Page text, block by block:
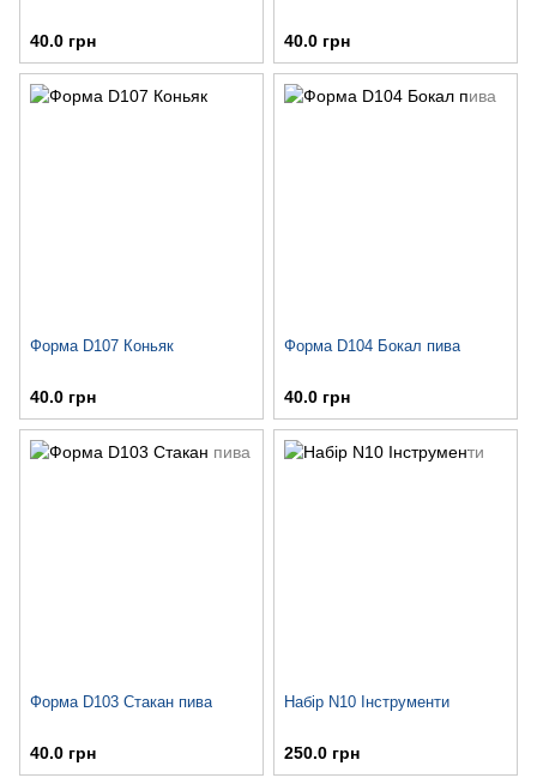
40.0 грн 40.0 грн
Форма D107 Коньяк
40.0 грн
Форма D104 Бокал пива
40.0 грн
Форма D103 Стакан пива
40.0 грн
Набір N10 Інструменти
250.0 грн